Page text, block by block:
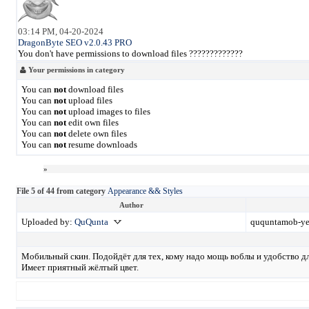
03:14 PM, 04-20-2024
DragonByte SEO v2.0.43 PRO
You don't have permissions to download files ?????????????
Your permissions in category
You can notdownload files
You can notupload files
You can notupload images to files
You can notedit own files
You can notdelete own files
You can notresume downloads
»
File 5 of 44 from category Appearance && Styles
Author
Uploaded by: QuQunta ququntamob-
Мобильный скин. Подойдёт для тех, кому надо мощь воблы и удобство
Имеет приятный жёлтый цвет.